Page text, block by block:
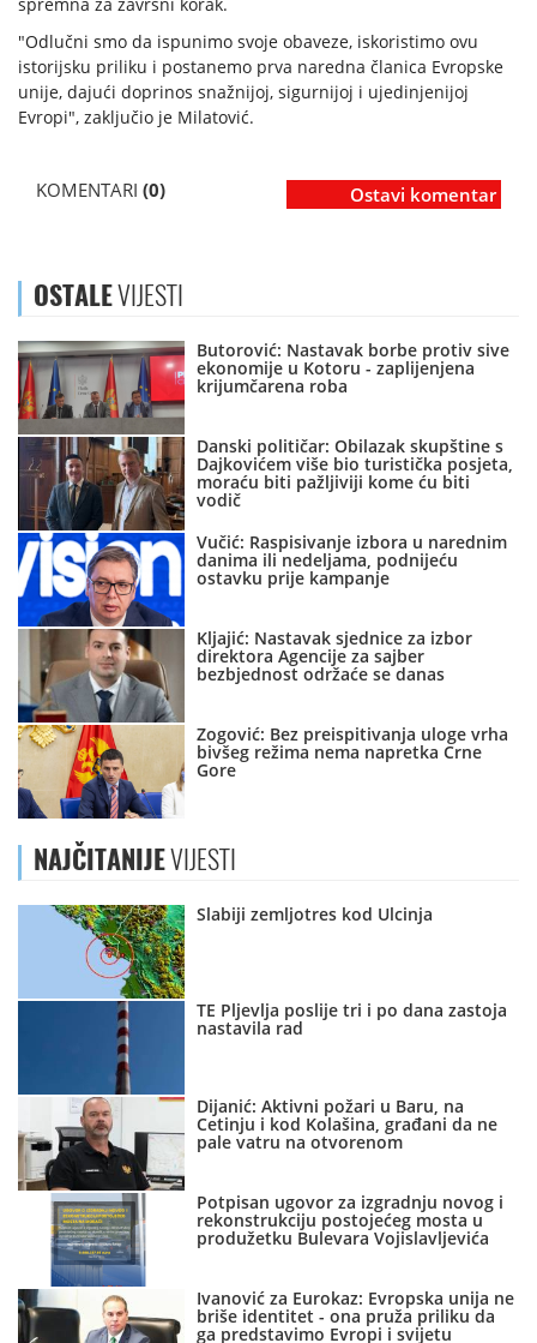
"Odlučni smo da ispunimo svoje obaveze, iskoristimo ovu
istorijsku priliku i postanemo prva naredna članica Evropske
unije, dajući doprinos snažnijoj, sigurnijoj i ujedinjenijoj
Evropi", zaključio je Milatović.
KOMENTARI (0) Ostavi komentar
OSTALEVIJESTI
Butorović: Nastavak borbe protiv sive
ekonomije u Kotoru - zaplijenjena
krijumčarena roba
Danski političar: Obilazak skupštine s
Dajkovićem više bio turistička posjeta,
moraću biti pažljiviji kome ću biti
vodič
Vučić: Raspisivanje izbora u narednim
danima ili nedeljama, podnijeću
ostavku prije kampanje
Kljajić: Nastavak sjednice za izbor
direktora Agencije za sajber
bezbjednost održaće se danas
Zogović: Bez preispitivanja uloge vrha
bivšeg režima nema napretka Crne
Gore
NAJČITANIJEVIJESTI
Slabiji zemljotres kod Ulcinja
TE Pljevlja poslije tri i po dana zastoja
nastavila rad
Dijanić: Aktivni požari u Baru, na
Cetinju i kod Kolašina, građani da ne
pale vatru na otvorenom
Potpisan ugovor za izgradnju novog i
rekonstrukciju postojećeg mosta u
produžetku Bulevara Vojislavljevića
Ivanović za Eurokaz: Evropska unija ne
briše identitet - ona pruža priliku da
ga predstavimo Evropi i svijetu